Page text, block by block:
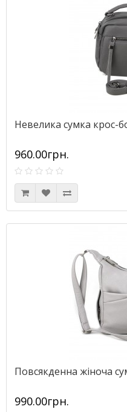
Невелика сумка крос-
960.00грн.
Повсякденна жіноча
990.00грн.